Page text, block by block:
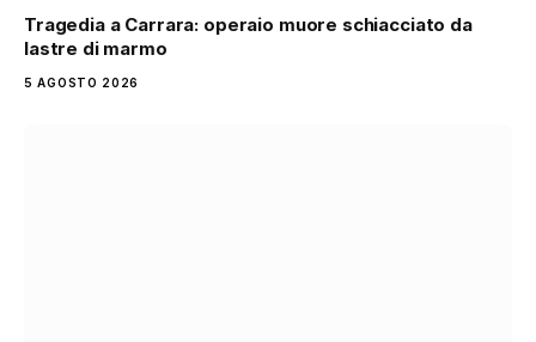
Tragedia a Carrara: operaio muore schiacciato da
lastre di marmo
5 AGOSTO 2026